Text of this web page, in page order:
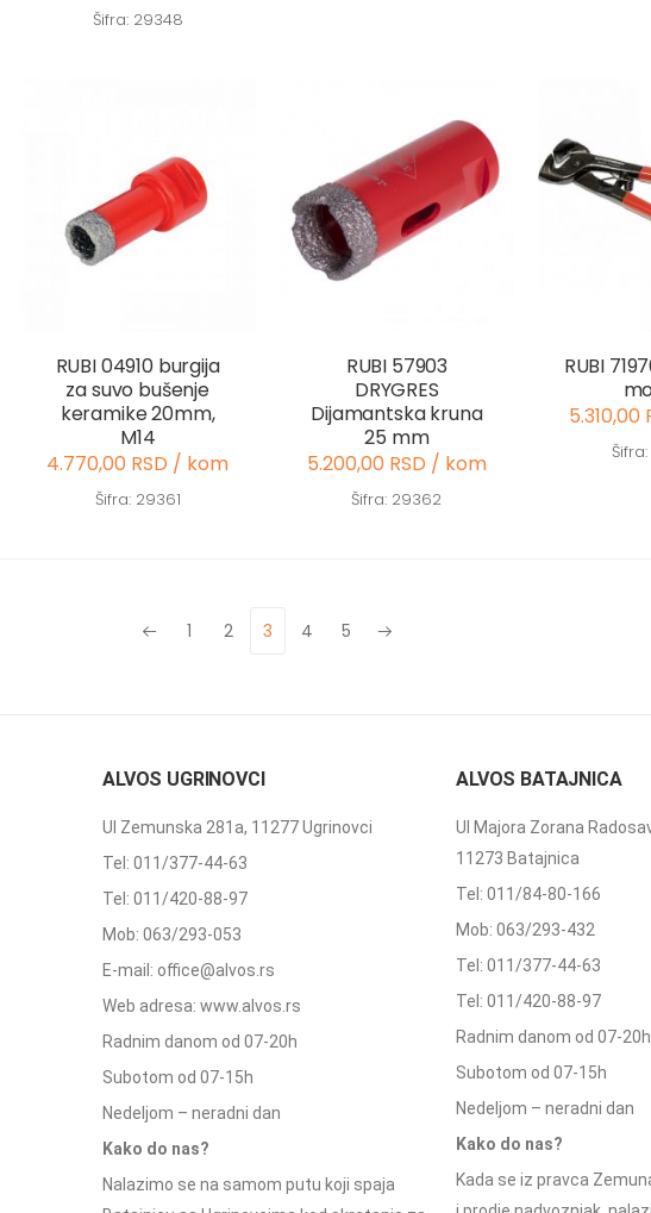
Šifra: 29348
RUBI 04910 burgija
za suvo bušenje
keramike 20mm,
M14
4.770,00 RSD / kom
Šifra: 29361
RUBI 57903
DRYGRES
Dijamantska kruna
25 mm
5.200,00 RSD / kom
Šifra: 29362
RUBI
5.310,00
Previous
1 2 3 4 5 Next
ALVOS UGRINOVCI
Ul Zemunska 281a, 11277 Ugrinovci
Tel: 011/377-44-63
Tel: 011/420-88-97
Mob: 063/293-053
E-mail: office@alvos.rs
Web adresa: www.alvos.rs
Radnim danom od 07-20h
Subotom od 07-15h
Nedeljom – neradni dan
Kako do nas?
Nalazimo se na samom putu koji spaja
ALVOS BATAJNICA
Ul Majora Zorana
11273 Batajnica
Tel: 011/84-80-166
Mob: 063/293-432
Tel: 011/377-44-63
Tel: 011/420-88-97
Radnim danom od 07-20h
Subotom od 07-15h
Nedeljom – neradni dan
Kako do nas?
Kada se iz pravca